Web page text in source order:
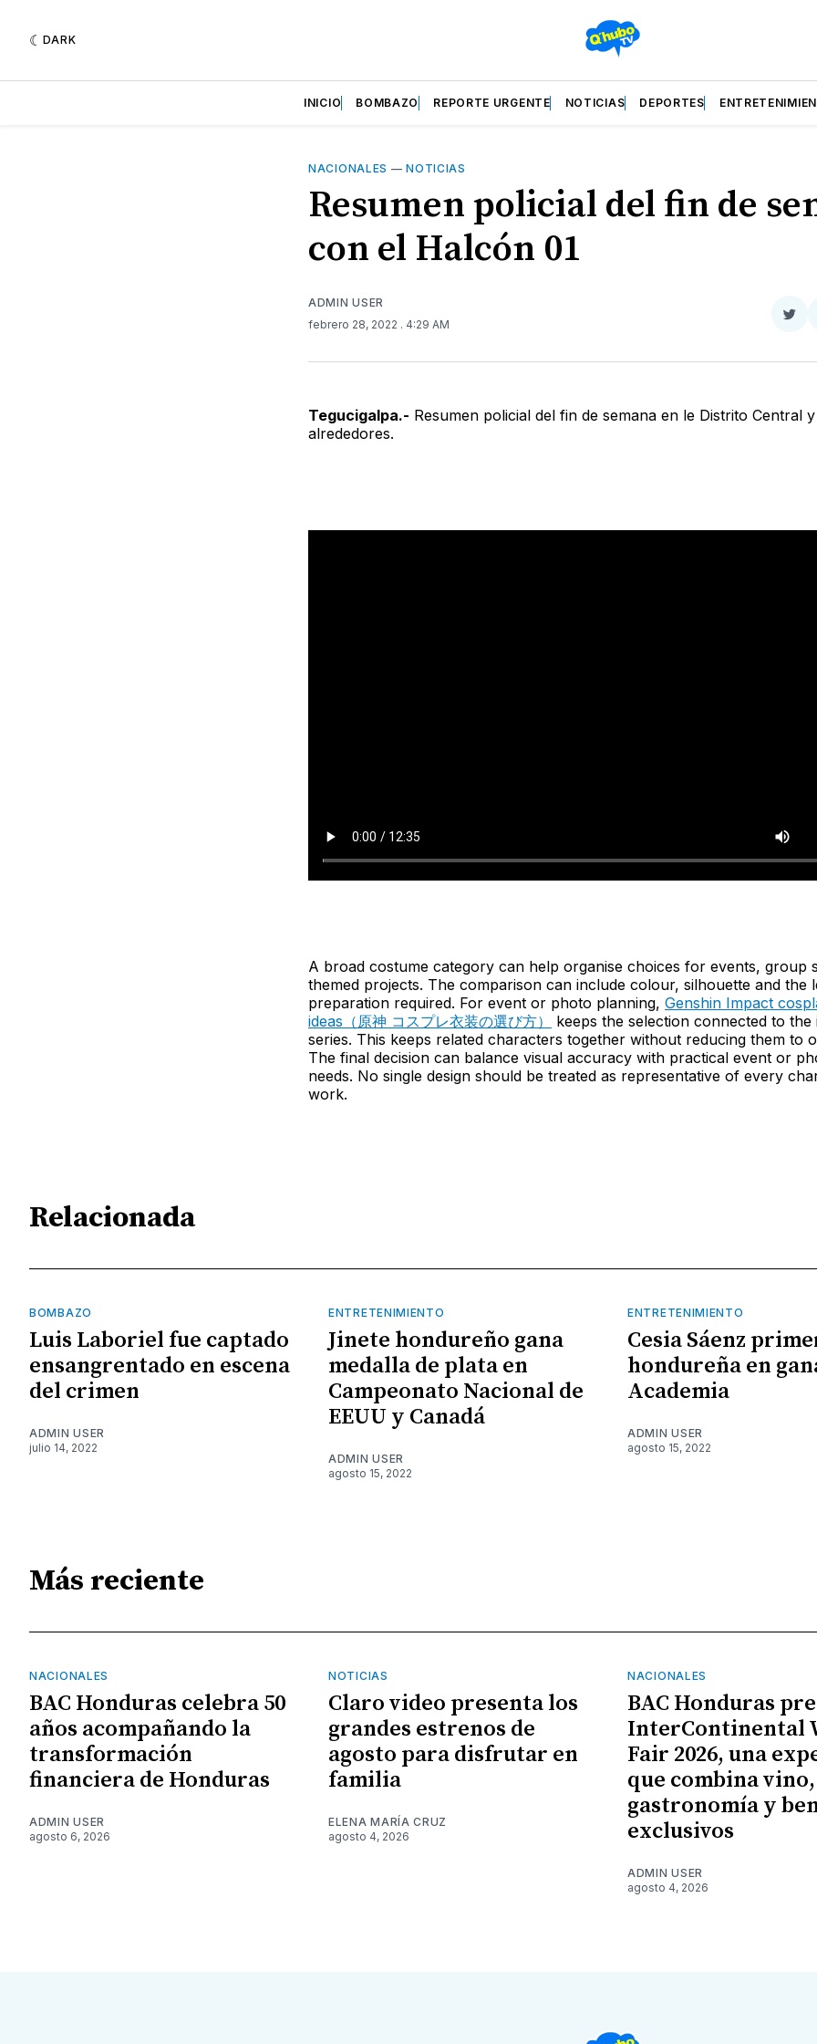
DARK
INICIO BOMBAZO REPORTE URGENTE NOTICIAS DEPORTES
NACIONALES —NOTICIAS
Resumen policial del fin de
con el Halcón 01
ADMIN USER
febrero 28, 2022 . 4:29 AM
Tegucigalpa.- Resumen policial del fin de semana en le Distrito Central
alrededores.
A broad costume category can help organise choices for events, group
themed projects. The comparison can include colour, silhouette and the
preparation required. For event or photo planning, Genshin Impact
ideas（原神 コスプレ衣装の選び方）
keeps the selection connected to the
series. This keeps related characters together without reducing them to
The final decision can balance visual accuracy with practical event or
needs. No single design should be treated as representative of every
work.
Relacionada
BOMBAZO
Luis Laboriel fue captado
ensangrentado en escena
del crimen
ADMIN USER
julio 14, 2022
ENTRETENIMIENTO
Jinete hondureño gana
medalla de plata en
Campeonato Nacional de
EEUU y Canadá
ADMIN USER
agosto 15, 2022
ENTRETENIMIENTO
Cesia Sáenz
hondureña en
Academia
ADMIN USER
agosto 15, 2022
Más reciente
NACIONALES
BAC Honduras celebra 50
años acompañando la
transformación
financiera de Honduras
ADMIN USER
agosto 6, 2026
NOTICIAS
Claro video presenta los
grandes estrenos de
agosto para disfrutar en
familia
ELENA MARÍA CRUZ
agosto 4, 2026
NACIONALES
BAC Honduras
InterContinental
Fair 2026, una
que combina vino,
gastronomía y
exclusivos
ADMIN USER
agosto 4, 2026